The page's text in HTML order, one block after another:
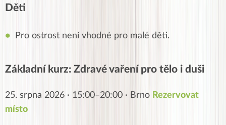
Děti
Pro ostrost není vhodné pro malé děti.
Základní kurz: Zdravé vaření pro tělo i duši
25. srpna 2026 · 15:00–20:00 · Brno Rezervovat
místo